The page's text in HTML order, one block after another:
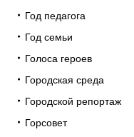
Год педагога
Год семьи
Голоса героев
Городская среда
Городской репортаж
Горсовет